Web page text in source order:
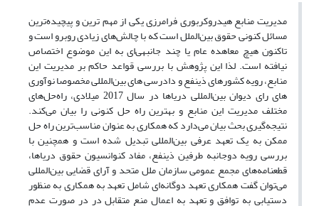
مدیریت منابع هیدروکربوری فرامرزی یکی از مهم ترین و پیچیده‌ترین
مسائل کنونی حقوق بین‌الملل است که با چالش‌های زیادی روبرو است و
تاکنون هیچ معاهده­ عام یا چند جانبه­ی‌ای به این موضوع اختصاص
نیافته است. لذا این پژوهش با بررسی قواعد حاکم بر مدیریت این
منابع، رویه کشورهای ذینفع و دادرسی های بین‌المللی مخصوصا نوآوری
های رای دیوان بین‌المللی دریاها در سال 2017 میلادی، راه‌حل‌های
مختلف مدیریت این منابع و بهترین راه حل کنونی را بیان می‌کند.
نتیجه‌گیری بحث بیان می‌دارد که همکاری به عنوان مناسب‌ترین راه حل
ممکن به یک تعهد عرفی بین‌المللی تبدیل شده است و همچنین با
بررسی رویه دوجانبه طرفین ذینفع، مفاد کنوانسیون حقوق دریاها،
قطعنامه‌های مجمع عمومی سازمان ملل متحد و آرای قضایی بین‌المللی
می‌توان گفت همکاری تعهد دوگانه‌ای شامل تعهد به همکاری به منظور
دستیابی به توافق و تعهد به اعمال منع متقابل در در صورت عدم